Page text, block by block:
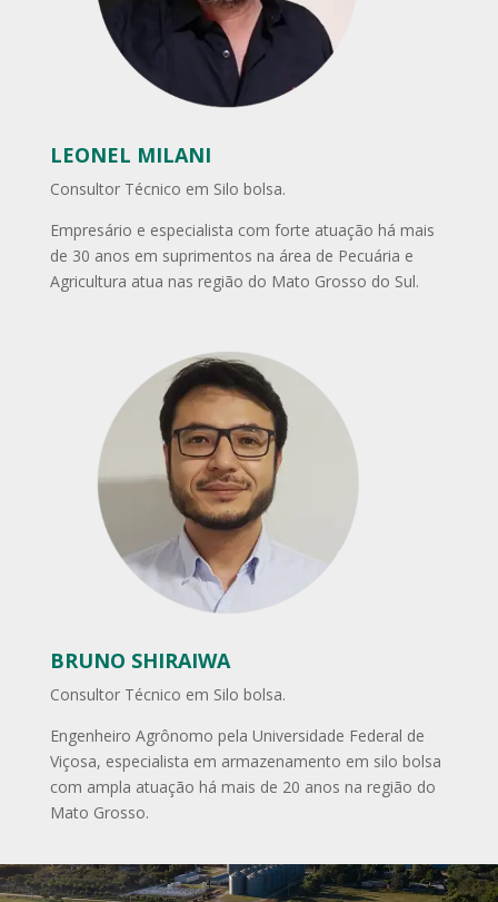
LEONEL MILANI
Consultor Técnico em Silo bolsa.
Empresário e especialista com forte atuação há mais
de 30 anos em suprimentos na área de Pecuária e
Agricultura atua nas região do Mato Grosso do Sul.
BRUNO SHIRAIWA
Consultor Técnico em Silo bolsa.
Engenheiro Agrônomo pela Universidade Federal de
Viçosa, especialista em armazenamento em silo bolsa
com ampla atuação há mais de 20 anos na região do
Mato Grosso.